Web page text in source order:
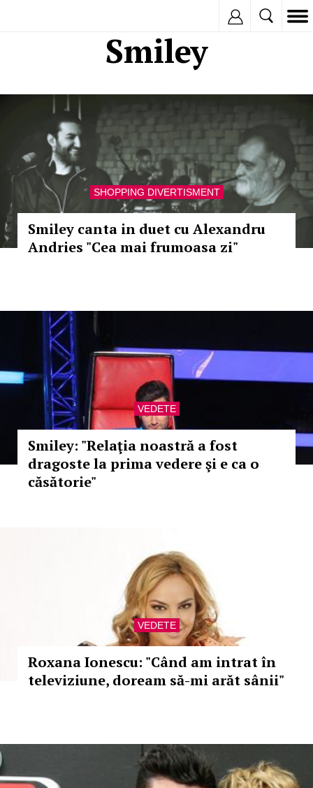
Smiley
SHOPPING DIVERTISMENT
Smiley canta in duet cu Alexandru
Andries "Cea mai frumoasa zi"
VEDETE
Smiley: "Relaţia noastră a fost
dragoste la prima vedere şi e ca o
căsătorie"
VEDETE
Roxana Ionescu: "Când am intrat în
televiziune, doream să-mi arăt sânii"